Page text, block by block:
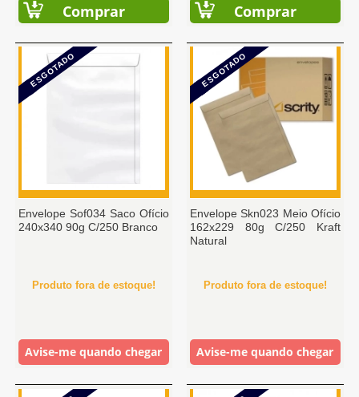
Comprar Comprar
ESGOTADO
Envelope Sof034 Saco Ofício
240x340 90g C/250 Branco
Produto fora de estoque!
Avise-me quando chegar
ESGOTADO
Envelope Skn023 Meio Ofício
162x229 80g C/250 Kraft
Natural
Produto fora de estoque!
Avise-me quando chegar